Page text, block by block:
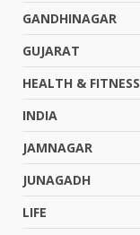
GANDHINAGAR
GUJARAT
HEALTH & FITNESS
INDIA
JAMNAGAR
JUNAGADH
LIFE